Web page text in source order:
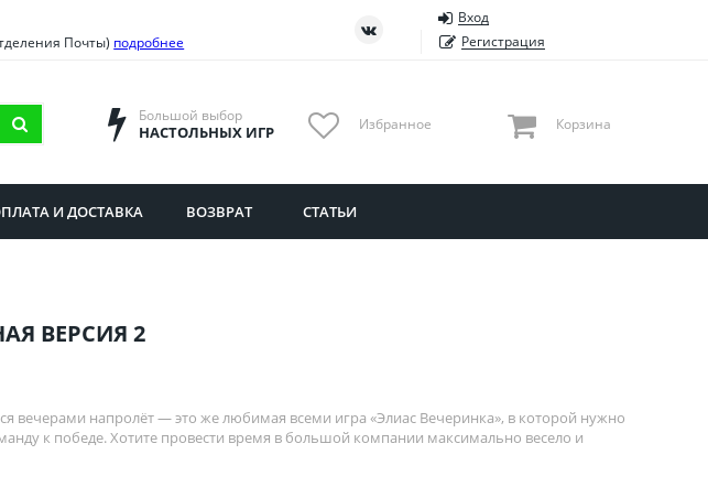
Саратовская область
Тюменская область
Ульяновская область
Почты) подробнее
Вход
Регистрация
Большой выбор
НАСТОЛЬНЫХ ИГР Избранное Корзина
И ДОСТАВКА ВОЗВРАТ СТАТЬИ
ВЕРСИЯ 2
вечерами напролёт — это же любимая всеми игра «Элиас Вечеринка», в которой нужно
к победе. Хотите провести время в большой компании максимально весело и